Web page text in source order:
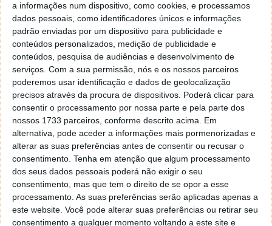
a informações num dispositivo, como cookies, e processamos
dados pessoais, como identificadores únicos e informações
padrão enviadas por um dispositivo para publicidade e
conteúdos personalizados, medição de publicidade e
conteúdos, pesquisa de audiências e desenvolvimento de
serviços. Com a sua permissão, nós e os nossos parceiros
poderemos usar identificação e dados de geolocalização
precisos através da procura de dispositivos. Poderá clicar para
consentir o processamento por nossa parte e pela parte dos
nossos 1733 parceiros, conforme descrito acima. Em
alternativa, pode aceder a informações mais pormenorizadas e
alterar as suas preferências antes de consentir ou recusar o
consentimento. Tenha em atenção que algum processamento
dos seus dados pessoais poderá não exigir o seu
consentimento, mas que tem o direito de se opor a esse
processamento. As suas preferências serão aplicadas apenas a
este website. Você pode alterar suas preferências ou retirar seu
consentimento a qualquer momento voltando a este site e
firefox mas em vao. Kaso te lembres de outra dica fico
agradecido, caso contrario obrigado a mesma
Responder
Vítor M.
7 de Novembro de 2005 às 01:39
@Reporter
Desculpa mas o link funciona. Seja como for segue por mail
o MSn Messenger 8.
Responder
Vítor M.
@Rui
Tens de encontrar o que te falei. Faz da seguinte maneira,
janela iniciar e no topo dessa janela com o botão direito do
rato faz propriedades. Depois no separador Menu ‘Iniciar’
clica no botão ‘Personalizar’ aí encontrarás no separador